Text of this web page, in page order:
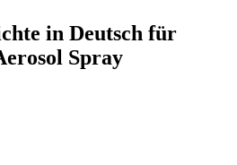
in Deutsch für
Spray